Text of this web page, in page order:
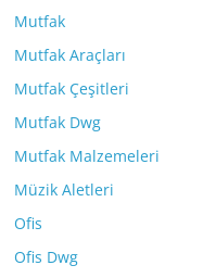
Mutfak
Mutfak Araçları
Mutfak Çeşitleri
Mutfak Dwg
Mutfak Malzemeleri
Müzik Aletleri
Ofis
Ofis Dwg